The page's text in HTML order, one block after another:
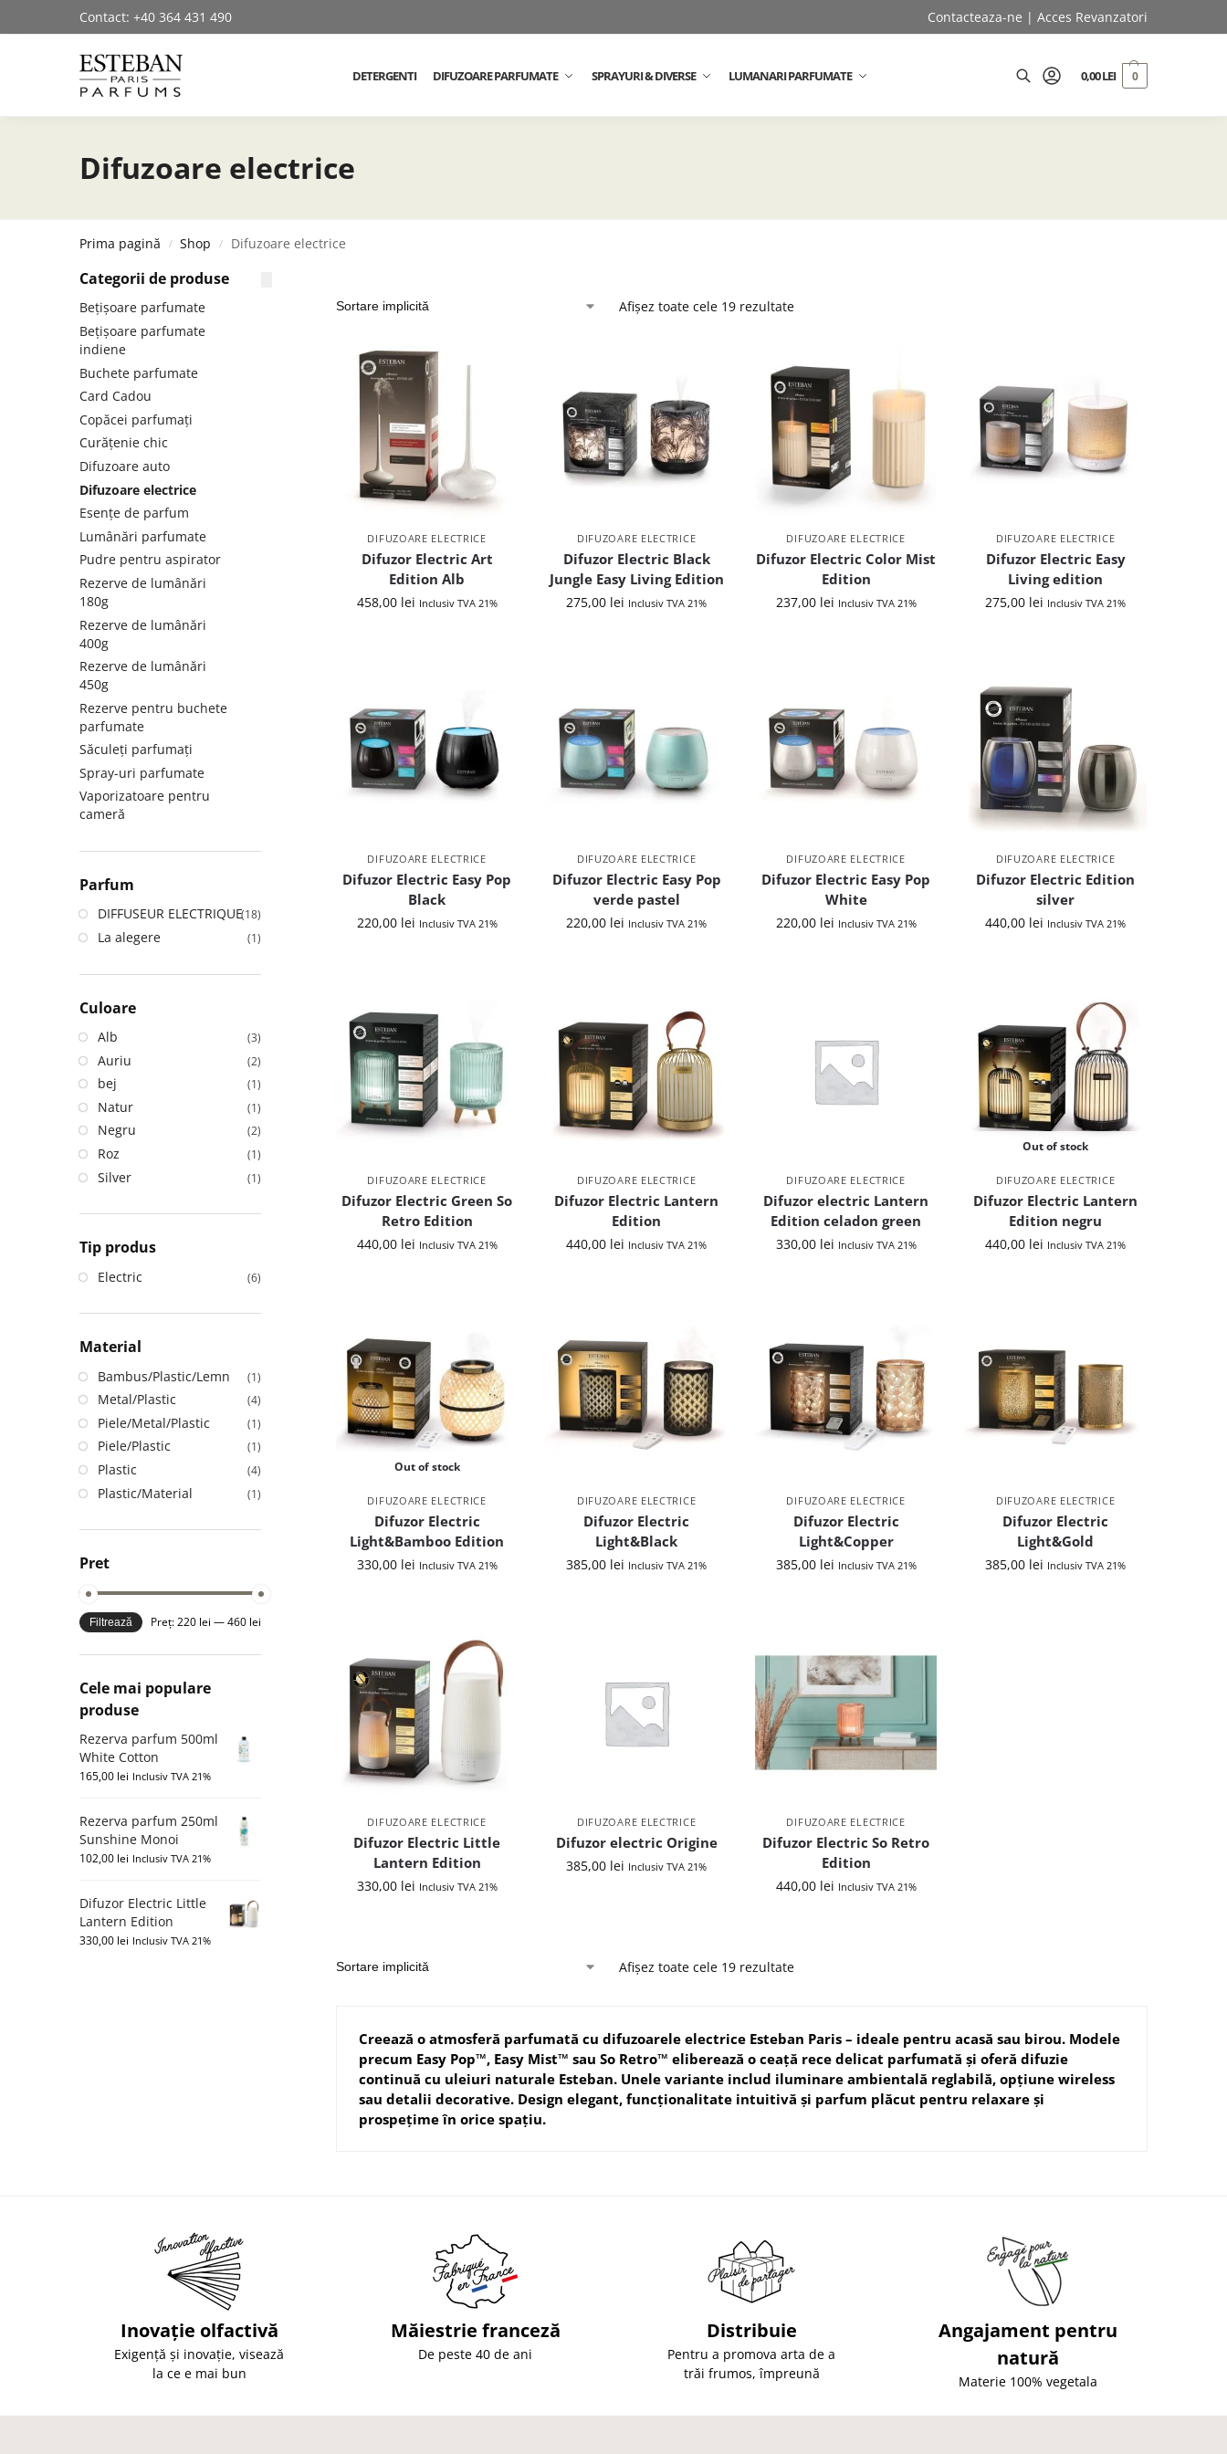
Contact: +40 364 431 490 Contacteaza-ne | Acces Revanzatori
DETERGENTI DIFUZOARE PARFUMATE SPRAYURI & DIVERSE LUMANARI PARFUMATE
Cautare produse
0,00LEI 0
Difuzoare electrice
Prima pagină / Shop / Difuzoare electrice
Afișez toate cele 19 rezultate
DIFUZOARE ELECTRICE
Difuzor Electric Art
Edition Alb
458,00 lei Inclusiv TVA 21%
DIFUZOARE ELECTRICE
Difuzor Electric Black
Jungle Easy Living Edition
275,00 lei Inclusiv TVA 21%
DIFUZOARE ELECTRICE
Difuzor Electric Color Mist
Edition
237,00 lei Inclusiv TVA 21%
DIFUZOARE ELECTRICE
Difuzor Electric Easy
Living edition
275,00 lei Inclusiv TVA 21%
DIFUZOARE ELECTRICE
Difuzor Electric Easy Pop
Black
220,00 lei Inclusiv TVA 21%
DIFUZOARE ELECTRICE
Difuzor Electric Easy Pop
verde pastel
220,00 lei Inclusiv TVA 21%
DIFUZOARE ELECTRICE
Difuzor Electric Easy Pop
White
220,00 lei Inclusiv TVA 21%
DIFUZOARE ELECTRICE
Difuzor Electric Edition
silver
440,00 lei Inclusiv TVA 21%
DIFUZOARE ELECTRICE
Difuzor Electric Green So
Retro Edition
440,00 lei Inclusiv TVA 21%
DIFUZOARE ELECTRICE
Difuzor Electric Lantern
Edition
440,00 lei Inclusiv TVA 21%
DIFUZOARE ELECTRICE
Difuzor electric Lantern
Edition celadon green
330,00 lei Inclusiv TVA 21%
Out of stock
DIFUZOARE ELECTRICE
Difuzor Electric Lantern
Edition negru
440,00 lei Inclusiv TVA 21%
Out of stock
DIFUZOARE ELECTRICE
Difuzor Electric
Light&Bamboo Edition
330,00 lei Inclusiv TVA 21%
DIFUZOARE ELECTRICE
Difuzor Electric
Light&Black
385,00 lei Inclusiv TVA 21%
DIFUZOARE ELECTRICE
Difuzor Electric
Light&Copper
385,00 lei Inclusiv TVA 21%
DIFUZOARE ELECTRICE
Difuzor Electric
Light&Gold
385,00 lei Inclusiv TVA 21%
DIFUZOARE ELECTRICE
Difuzor Electric Little
Lantern Edition
330,00 lei Inclusiv TVA 21%
DIFUZOARE ELECTRICE
Difuzor electric Origine
385,00 lei Inclusiv TVA 21%
DIFUZOARE ELECTRICE
Difuzor Electric So Retro
Edition
440,00 lei Inclusiv TVA 21%
Afișez toate cele 19 rezultate
Creează o atmosferă parfumată cu difuzoarele electrice Esteban Paris – ideale pentru acasă sau birou. Modele
precum Easy Pop™, Easy Mist™ sau So Retro™ eliberează o ceață rece delicat parfumată și oferă difuzie
continuă cu uleiuri naturale Esteban. Unele variante includ iluminare ambientală reglabilă, opțiune wireless
sau detalii decorative. Design elegant, funcționalitate intuitivă și parfum plăcut pentru relaxare și
prospețime în orice spațiu.
Categorii de produse
Bețișoare parfumate
Bețișoare parfumate
indiene
Buchete parfumate
Card Cadou
Copăcei parfumați
Curățenie chic
Difuzoare auto
Difuzoare electrice
Esențe de parfum
Lumânări parfumate
Pudre pentru aspirator
Rezerve de lumânări
180g
Rezerve de lumânări
400g
Rezerve de lumânări
450g
Rezerve pentru buchete
parfumate
Săculeți parfumați
Spray-uri parfumate
Vaporizatoare pentru
cameră
Parfum
DIFFUSEUR ELECTRIQUE(18)
La alegere (1)
Culoare
Alb (3)
Auriu (2)
bej (1)
Natur (1)
Negru (2)
Roz (1)
Silver (1)
Tip produs
Electric (6)
Material
Bambus/Plastic/Lemn (1)
Metal/Plastic (4)
Piele/Metal/Plastic (1)
Piele/Plastic (1)
Plastic (4)
Plastic/Material (1)
Pret
Filtrează Preț:220 lei —460 lei
Cele mai populare
produse
Rezerva parfum 500ml
White Cotton
165,00 lei Inclusiv TVA 21%
Rezerva parfum 250ml
Sunshine Monoi
102,00 lei Inclusiv TVA 21%
Difuzor Electric Little
Lantern Edition
330,00 lei Inclusiv TVA 21%
Inovație olfactivă
Exigență și inovație, visează
la ce e mai bun
Măiestrie franceză
De peste 40 de ani
Distribuie
Pentru a promova arta de a
trăi frumos, împreună
Angajament pentru
natură
Materie 100% vegetala